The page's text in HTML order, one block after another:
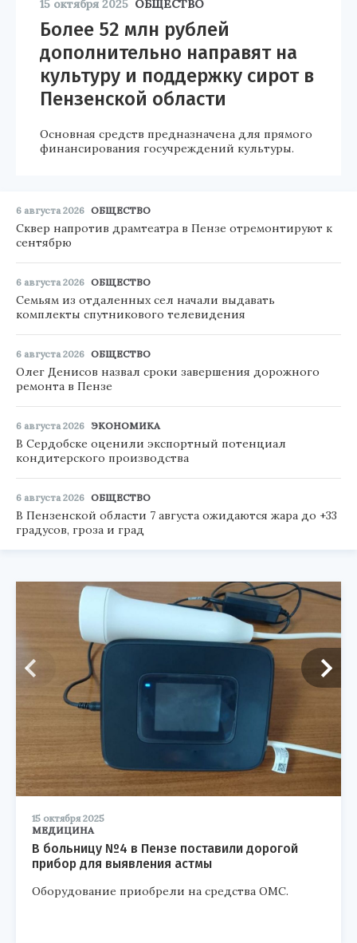
15 октября 2025 ОБЩЕСТВО
Более 52 млн рублей
дополнительно направят на
культуру и поддержку сирот в
Пензенской области
Основная средств предназначена для прямого
финансирования госучреждений культуры.
6 августа 2026 ОБЩЕСТВО
Сквер напротив драмтеатра в Пензе отремонтируют к
сентябрю
6 августа 2026 ОБЩЕСТВО
Семьям из отдаленных сел начали выдавать
комплекты спутникового телевидения
6 августа 2026 ОБЩЕСТВО
Олег Денисов назвал сроки завершения дорожного
ремонта в Пензе
6 августа 2026 ЭКОНОМИКА
В Сердобске оценили экспортный потенциал
кондитерского производства
6 августа 2026 ОБЩЕСТВО
В Пензенской области 7 августа ожидаются жара до +33
градусов, гроза и град
15 октября 2025
МЕДИЦИНА
В больницу №4 в Пензе поставили дорогой
прибор для выявления астмы
Оборудование приобрели на средства ОМС.